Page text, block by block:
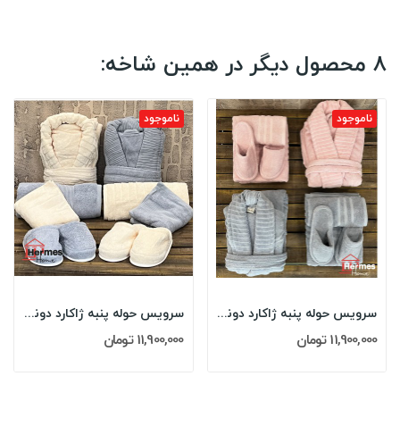
8 محصول دیگر در همین شاخه:
ناموجود
سرویس حوله پنبه ژاکارد دونفره مدل: DIMORA...
11,900,000 تومان
ناموجود
سرویس حوله پنبه ژاکارد دونفره زبرا مدل: (ZEBRA...
11,900,000 تومان